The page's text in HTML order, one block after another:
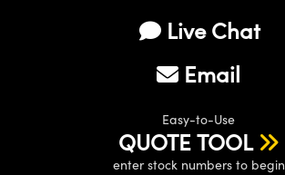
Live Chat
Email
Easy-to-Use
QUOTE TOOL
enter stock numbers to begin